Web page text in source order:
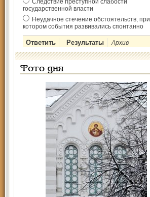
Следствие преступной слабости
государственной власти
Неудачное стечение обстоятельств, при
котором события развивались спонтанно
Архив
Фото дня